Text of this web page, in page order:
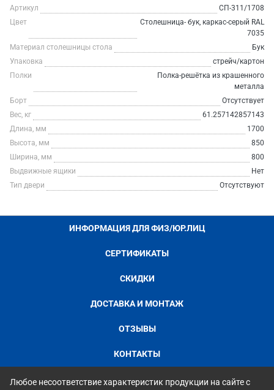
Артикул
СП-311/1708
Цвет
Столешница- бук, каркас-серый RAL
7035
Материал столешницы стола
Бук
Упаковка
стрейч/картон
Полки
Полка-решётка из крашенного
металла
Борт
Отсутствует
Вес, кг
61.257142857143
Длина, мм
1700
Высота, мм
850
Ширина, мм
800
Выдвижные ящики
Нет
Тип двери
Отсутствуют
ИНФОРМАЦИЯ ДЛЯ ФИЗ/ЮР.ЛИЦ
СЕРТИФИКАТЫ
СКИДКИ
ДОСТАВКА И МОНТАЖ
ОТЗЫВЫ
КОНТАКТЫ
Любое несоответствие характеристик продукции на сайте с